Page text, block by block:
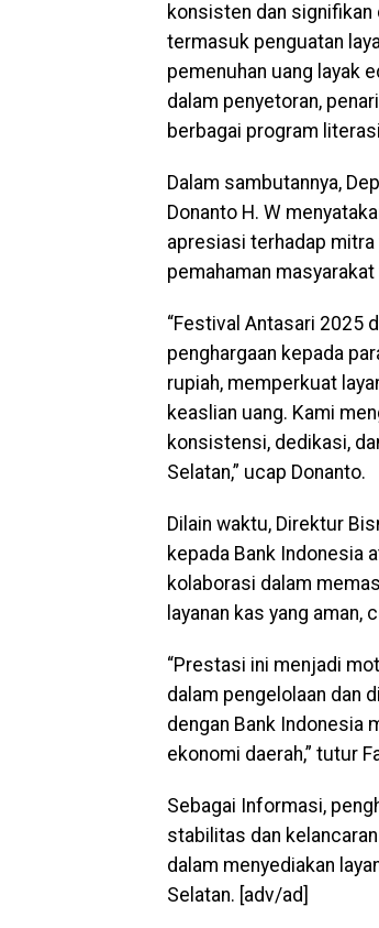
konsisten dan signifikan
termasuk penguatan
pemenuhan uang layak
dalam penyetoran,
berbagai program
Dalam sambutannya,
Donanto H. W
apresiasi terhadap
pemahaman
“Festival Antasari 2025
penghargaan kepada
rupiah, memperkuat
keaslian uang. Kami
konsistensi, dedikasi,
Selatan,” ucap Donanto.
Dilain waktu, Direktur
kepada Bank Indonesia
kolaborasi dalam
layanan kas yang aman,
“Prestasi ini menjadi
dalam pengelolaan dan
dengan Bank Indonesia
ekonomi daerah,” tutur
Sebagai Informasi,
stabilitas dan
dalam menyediakan
Selatan. [adv/ad]